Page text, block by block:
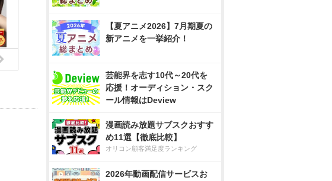
【夏アニメ2026】7月期夏の
新アニメを一挙紹介！
芸能界を志す10代～20代を
応援！オーディション・スク
ール情報はDeview
漫画読み放題サブスクおすす
め11選【徹底比較】
オリコン顧客満足度ランキング
2026年動画配信サービスお